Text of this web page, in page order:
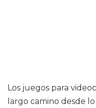
Los juegos para
largo camino desde